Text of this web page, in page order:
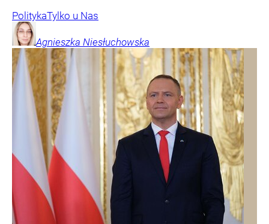
PolitykaTylko u Nas
Agnieszka Niesłuchowska